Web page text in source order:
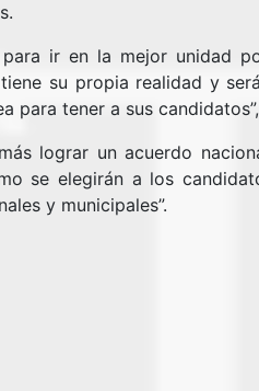
para ir en la mejor unidad
su propia realidad y
para tener a sus
lograr un acuerdo
se elegirán a los
y municipales”.